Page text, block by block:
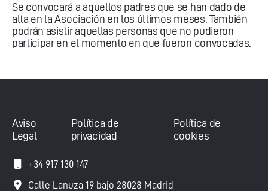
Se convocará a aquellos padres que se han dado de
alta en la Asociación en los últimos meses. También
podrán asistir aquellas personas que no pudieron
participar en el momento en que fueron convocadas.
Aviso
Legal
Política de
privacidad
Política de
cookies
+34 917 130 147
Calle Lanuza 19 bajo 28028 Madrid